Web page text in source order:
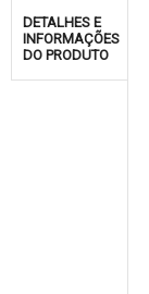
DETALHES E
INFORMAÇÕES
DO PRODUTO